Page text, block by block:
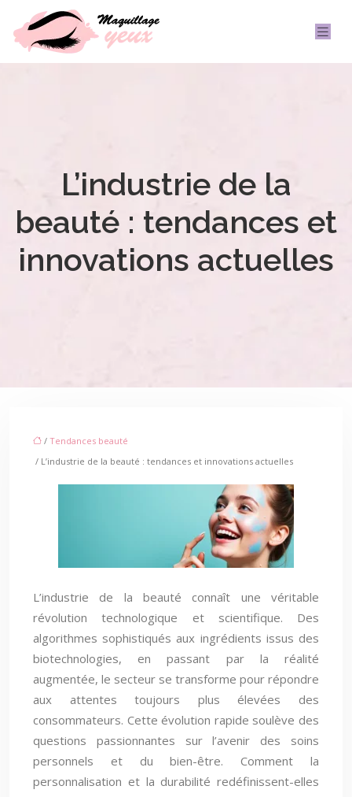
L’industrie de la
beauté : tendances et
innovations actuelles
/ Tendances beauté
/ L’industrie de la beauté : tendances et innovations actuelles
L’industrie de la beauté connaît une véritable
révolution technologique et scientifique. Des
algorithmes sophistiqués aux ingrédients issus des
biotechnologies, en passant par la réalité
augmentée, le secteur se transforme pour répondre
aux attentes toujours plus élevées des
consommateurs. Cette évolution rapide soulève des
questions passionnantes sur l’avenir des soins
personnels et du bien-être. Comment la
personnalisation et la durabilité redéfinissent-elles